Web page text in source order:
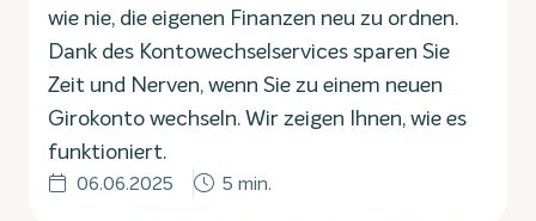
wie nie, die eigenen Finanzen neu zu ordnen.
Dank des Kontowechselservices sparen Sie
Zeit und Nerven, wenn Sie zu einem neuen
Girokonto wechseln. Wir zeigen Ihnen, wie es
funktioniert.
06.06.2025 5 min.